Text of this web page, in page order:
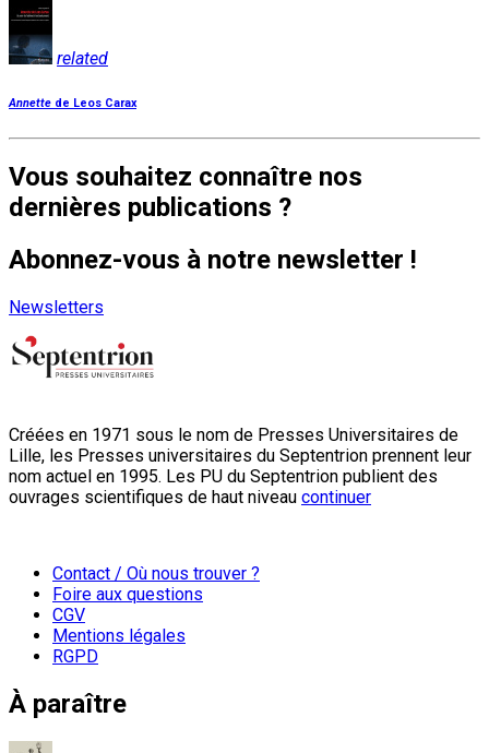
related
Annette de Leos Carax
Vous souhaitez connaître nos
dernières publications ?
Abonnez-vous à notre newsletter !
Newsletters
Créées en 1971 sous le nom de Presses Universitaires de
Lille, les Presses universitaires du Septentrion prennent leur
nom actuel en 1995. Les PU du Septentrion publient des
ouvrages scientifiques de haut niveau continuer
Contact / Où nous trouver ?
Foire aux questions
CGV
Mentions légales
RGPD
À paraître